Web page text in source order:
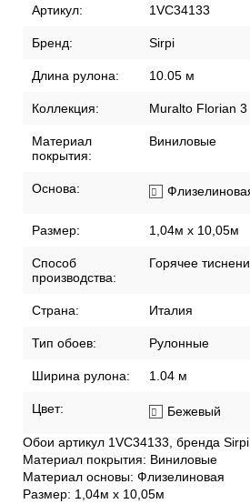
Артикул: 1VC34133
Бренд: Sirpi
Длина рулона: 10.05 м
Коллекция: Muralto Florian 3
Материал
покрытия:
Виниловые
Основа:
Размер: 1,04м х 10,05м
Способ
производства:
Горячее
Страна: Италия
Тип обоев: Рулонные
Ширина рулона: 1.04 м
Цвет: Бежевый
Обои артикул 1VC34133, бренда
Материал покрытия: Виниловые
Материал основы: Флизелиновая
Размер: 1,04м х 10,05м